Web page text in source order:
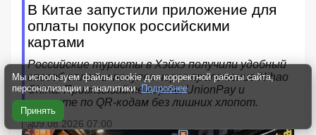
В Китае запустили приложение для
оплаты покупок российскими
картами
Российские туристы в Хэйхэ получили удобный
способ оплаты покупок через приложение Nihao
China. Привязывайте карты UnionPay и
платите по QR-кодам без лишних хлопот.
09.08.2026 07:00
Мы используем файлы cookie для корректной работы сайта,
персонализации и аналитики. Подробнее
Принять